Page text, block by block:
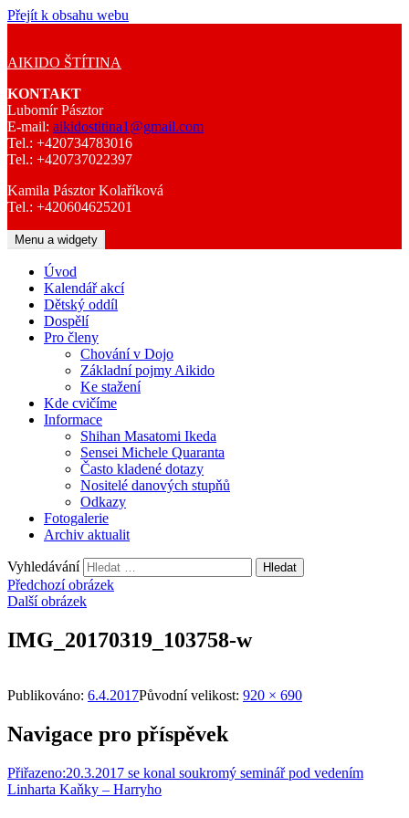
Přejít k obsahu webu
AIKIDO ŠTÍTINA
KONTAKT
Lubomír Pásztor
E-mail: aikidostitina1@gmail.com
Tel.: +420734783016
Tel.: +420737022397
Kamila Pásztor Kolaříková
Tel.: +420604625201
Menu a widgety
Úvod
Kalendář akcí
Dětský oddíl
Dospělí
Pro členy
Chování v Dojo
Základní pojmy Aikido
Ke stažení
Kde cvičíme
Informace
Shihan Masatomi Ikeda
Sensei Michele Quaranta
Často kladené dotazy
Nositelé danových stupňů
Odkazy
Fotogalerie
Archiv aktualit
Vyhledávání
Předchozí obrázek
Další obrázek
IMG_20170319_103758-w
Publikováno: 6.4.2017Původní velikost: 920 × 690
Navigace pro příspěvek
Přiřazeno:20.3.2017 se konal soukromý seminář pod vedením
Linharta Kaňky – Harryho